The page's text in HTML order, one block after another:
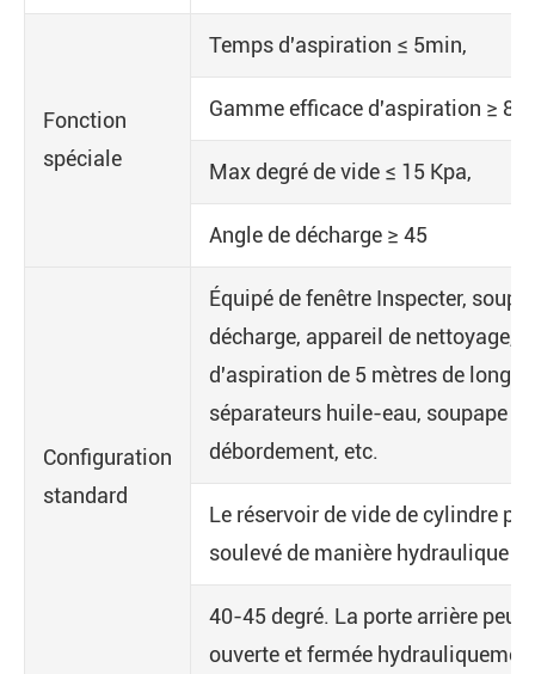
Fonction
spéciale
Temps d'aspiration ≤ 5min,
Gamme efficace d'aspiration ≥ 8,
Max degré de vide ≤ 15 Kpa,
Angle de décharge ≥ 45
Configuration
standard
Équipé de fenêtre Inspecter,
décharge, appareil de nettoyage,
d'aspiration de 5 mètres de long,
séparateurs huile-eau, soupape de
débordement, etc.
Le réservoir de vide de cylindre
soulevé de manière hydraulique à
40-45 degré. La porte arrière peut
ouverte et fermée